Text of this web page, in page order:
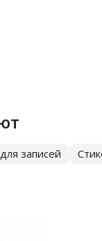
записей